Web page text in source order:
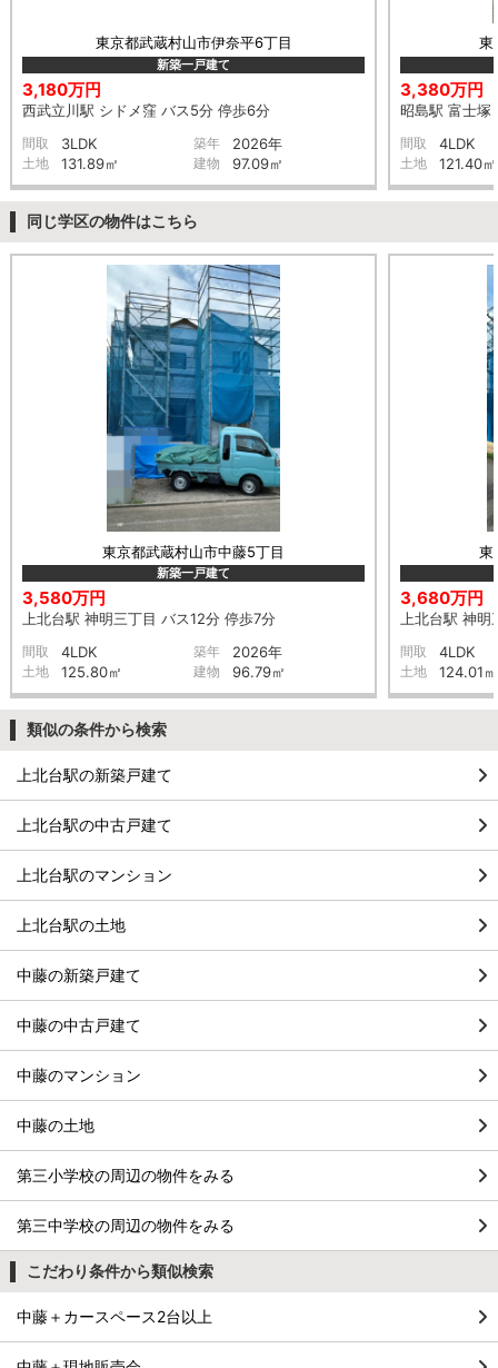
東京都武蔵村山市伊奈平6丁目
新築一戸建て
3,180万円
西武立川駅 シドメ窪 バス5分 停歩6分
間取 3LDK 築年 2026年
土地 131.89㎡ 建物 97.09㎡
東
3,380万円
昭島駅 富士塚
間取 4LDK
土地 121.40㎡
同じ学区の物件はこちら
東京都武蔵村山市中藤5丁目
新築一戸建て
3,580万円
上北台駅 神明三丁目 バス12分 停歩7分
間取 4LDK 築年 2026年
土地 125.80㎡ 建物 96.79㎡
東
3,680万円
上北台駅 神明
間取 4LDK
土地 124.01㎡
類似の条件から検索
上北台駅の新築戸建て
上北台駅の中古戸建て
上北台駅のマンション
上北台駅の土地
中藤の新築戸建て
中藤の中古戸建て
中藤のマンション
中藤の土地
第三小学校の周辺の物件をみる
第三中学校の周辺の物件をみる
こだわり条件から類似検索
中藤＋カースペース2台以上